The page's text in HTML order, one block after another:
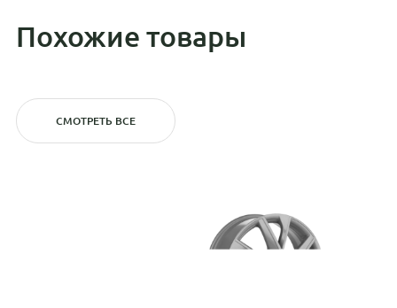
Похожие товары
СМОТРЕТЬ ВСЕ